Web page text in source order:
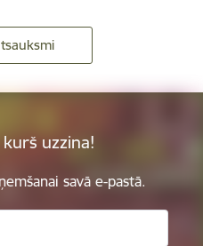
uzzina!
savā e-pastā.